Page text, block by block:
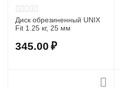
Диск обрезиненный UNIX
Fit 1.25 кг, 25 мм
345.00 ₽